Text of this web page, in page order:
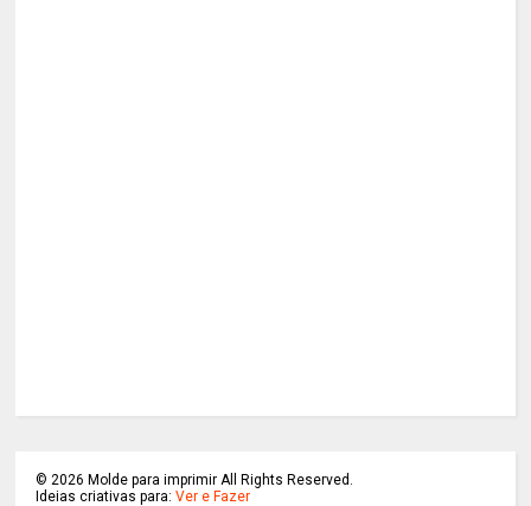
©2026 Molde para imprimir All Rights Reserved.
Ideias criativas para:Ver e Fazer